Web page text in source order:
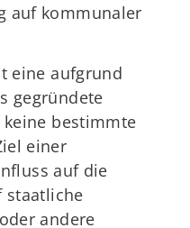
auf kommunaler
eine aufgrund
gegründete
keine bestimmte
einer
auf die
staatliche
andere